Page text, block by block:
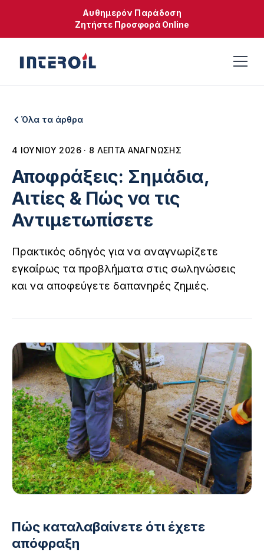
Αυθημερόν Παράδοση
Ζητήστε Προσφορά Online
Όλα τα άρθρα
4 ΙΟΥΝΊΟΥ 2026 · 8 ΛΕΠΤΆ ΑΝΆΓΝΩΣΗΣ
Αποφράξεις: Σημάδια,
Αιτίες & Πώς να τις
Αντιμετωπίσετε
Πρακτικός οδηγός για να αναγνωρίζετε
εγκαίρως τα προβλήματα στις σωληνώσεις
και να αποφεύγετε δαπανηρές ζημιές.
Πώς καταλαβαίνετε ότι έχετε
απόφραξη